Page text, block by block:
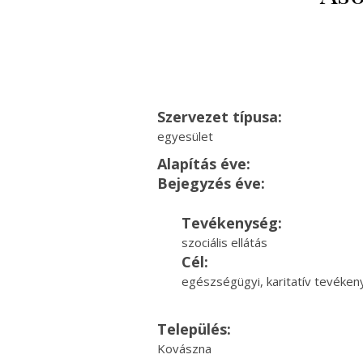
Szervezet típusa:
egyesület
Alapítás éve:
Bejegyzés éve:
Tevékenység:
szociális ellátás
Cél:
egészségügyi, karitatív
Település:
Kovászna